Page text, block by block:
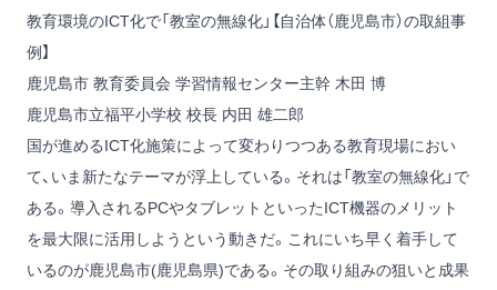
教育環境のICT化で「教室の無線化」【自治体（鹿児島市）の取組事
例】
鹿児島市 教育委員会 学習情報センター主幹 木田 博
鹿児島市立福平小学校 校長 内田 雄二郎
国が進めるICT化施策によって変わりつつある教育現場におい
て、いま新たなテーマが浮上している。それは「教室の無線化」で
ある。導入されるPCやタブレットといったICT機器のメリット
を最大限に活用しようという動きだ。これにいち早く着手して
いるのが鹿児島市(鹿児島県)である。その取り組みの狙いと成果